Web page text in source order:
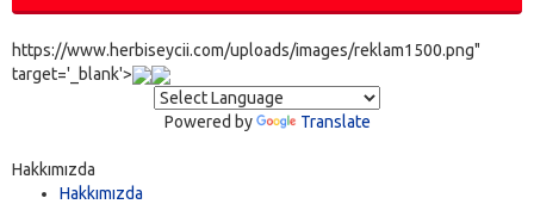
https://www.herbiseycii.com/uploads/images/reklam1500.png"
target='_blank'>
Powered by Translate
Hakkımızda
Hakkımızda